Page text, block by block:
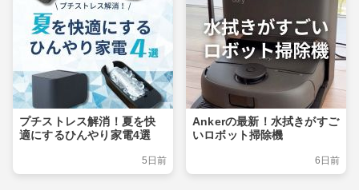
プチストレス解消！夏を快
適にするひんやり家電4選
5日前
Ankerの最新！水拭きがすご
いロボット掃除機
6日前